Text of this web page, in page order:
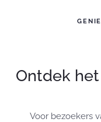
Ontdek
Voor bezoekers